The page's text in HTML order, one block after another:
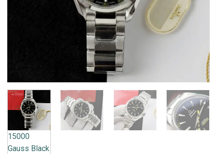
15000
Gauss Black